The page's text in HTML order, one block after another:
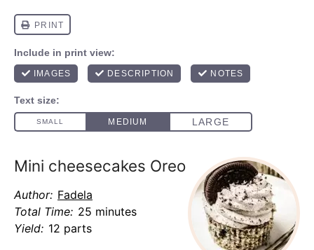
Mini cheesecakes Oreo
Author: Fadela
Total Time: 25 minutes
Yield: 12 parts